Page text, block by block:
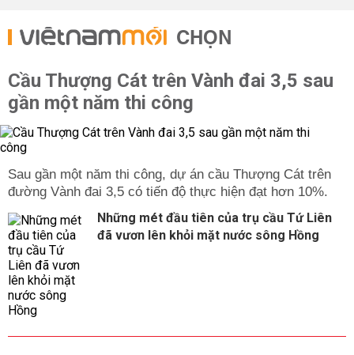
CHỌN
Cầu Thượng Cát trên Vành đai 3,5 sau
gần một năm thi công
Sau gần một năm thi công, dự án cầu Thượng Cát trên
đường Vành đai 3,5 có tiến độ thực hiện đạt hơn 10%.
Những mét đầu tiên của trụ cầu Tứ Liên
đã vươn lên khỏi mặt nước sông Hồng